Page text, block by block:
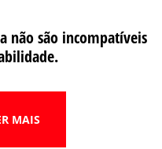
não são incompatíveis
MAIS